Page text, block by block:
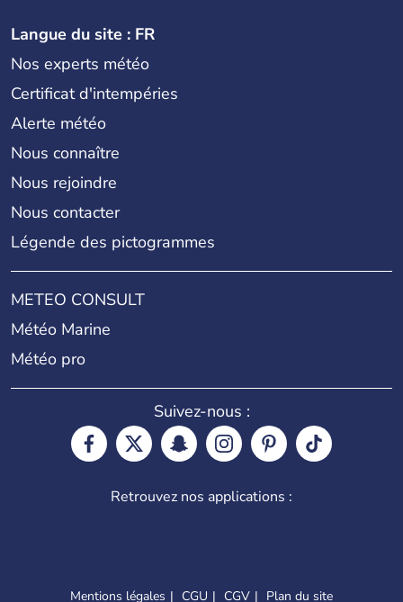
Langue du site : FR
Nos experts météo
Certificat d'intempéries
Alerte météo
Nous connaître
Nous rejoindre
Nous contacter
Légende des pictogrammes
METEO CONSULT
Météo Marine
Météo pro
Suivez-nous :
Retrouvez nos applications :
Mentions légales CGU CGV Plan du site